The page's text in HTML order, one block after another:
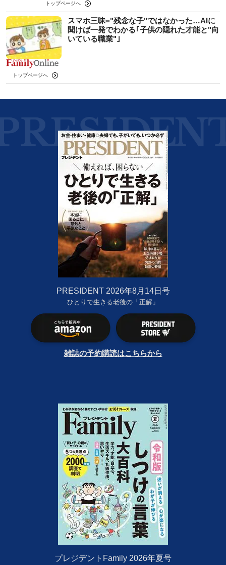
トップページへ
スマホ三昧="残念な子"ではなかった…AIに
聞けば一発でわかる｢子供の隠れた才能と"向
いている職業"｣
トップページへ
PRESIDENT 2026年8月14日号
ひとりで生きる老後の「正解」
雑誌の予約購読はこちらから
プレジデントFamily 2026年夏号